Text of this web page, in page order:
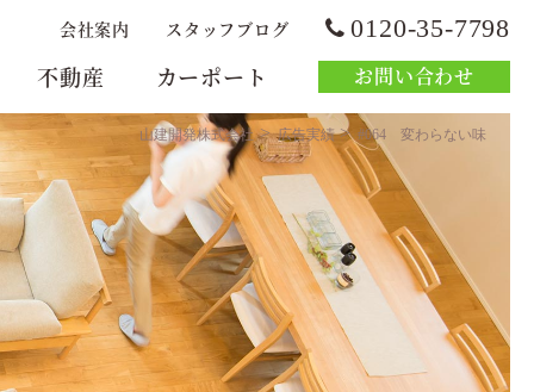
不動産 カーポート お問い合わせ
会社案内 スタッフブログ 0120-35-7798
山建開発株式会社>広告実績> #064 変わらない味